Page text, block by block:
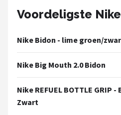
ABUS
AXA
New Looxs
BBB Cycling
Voordeligste
Nike Bidon - lime groen/
Nike Big Mouth 2.0 Bidon
Nike REFUEL BOTTLE GRIP
Zwart